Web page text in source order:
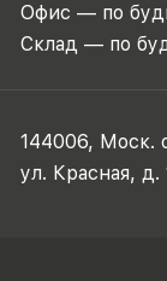
Офис — по
Склад — по
144006, Моск.
ул. Красная, д.